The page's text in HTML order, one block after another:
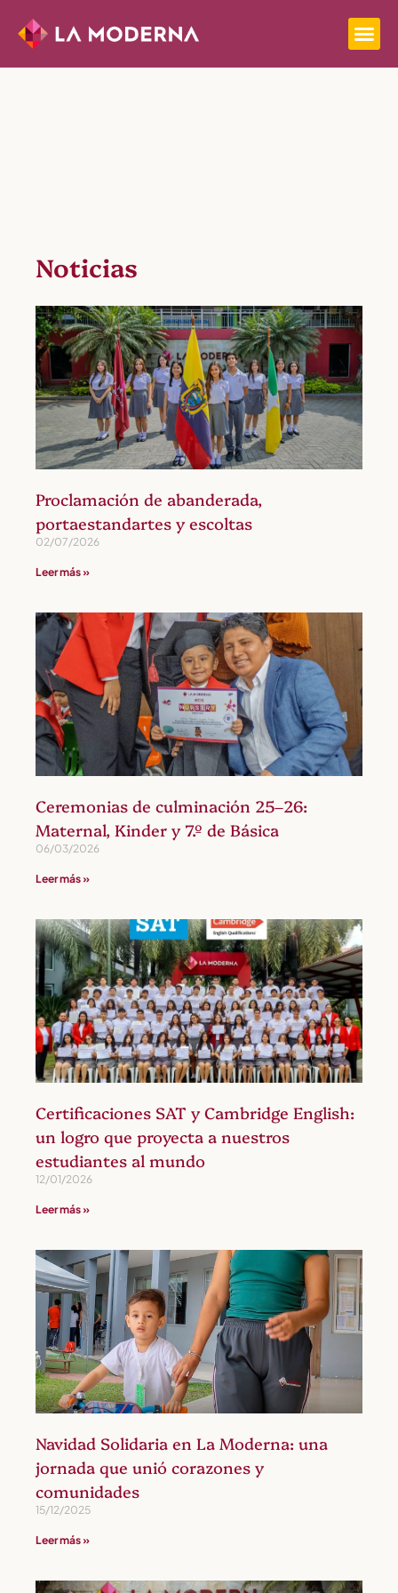
Noticias
Proclamación de abanderada,
portaestandartes y escoltas
02/07/2026
Leer más »
Ceremonias de culminación 25–26:
Maternal, Kinder y 7.º de Básica
06/03/2026
Leer más »
Certificaciones SAT y Cambridge English:
un logro que proyecta a nuestros
estudiantes al mundo
12/01/2026
Leer más »
Navidad Solidaria en La Moderna: una
jornada que unió corazones y
comunidades
15/12/2025
Leer más »